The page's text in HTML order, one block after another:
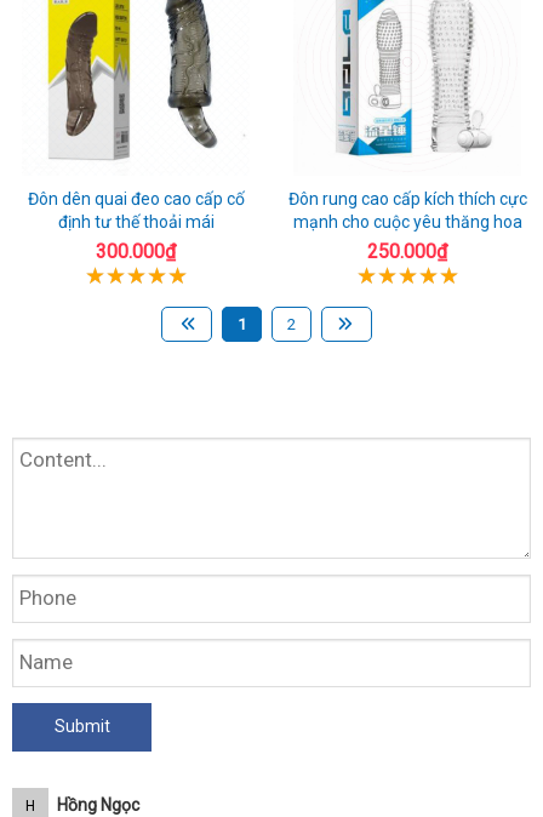
Đôn dên quai đeo cao cấp cố
định tư thế thoải mái
300.000₫
Đôn rung cao cấp kích thích cực
mạnh cho cuộc yêu thăng hoa
250.000₫
1 2
H Hồng Ngọc